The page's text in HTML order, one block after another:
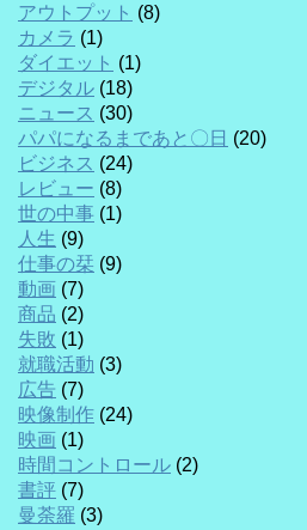
アウトプット (8)
カメラ (1)
ダイエット (1)
デジタル (18)
ニュース (30)
パパになるまであと〇日 (20)
ビジネス (24)
レビュー (8)
世の中事 (1)
人生 (9)
仕事の栞 (9)
動画 (7)
商品 (2)
失敗 (1)
就職活動 (3)
広告 (7)
映像制作 (24)
映画 (1)
時間コントロール (2)
書評 (7)
曼荼羅 (3)